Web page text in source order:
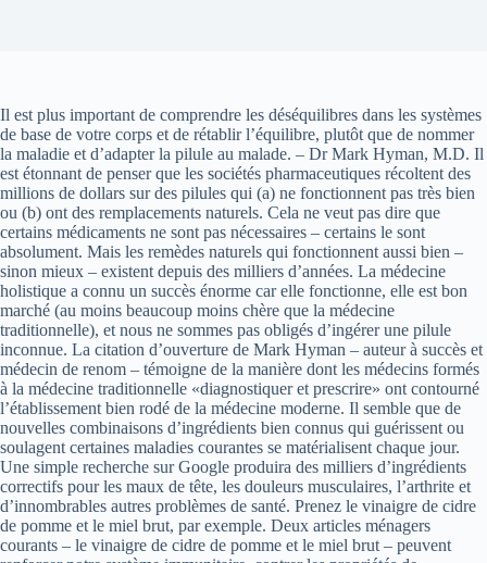
Il est plus important de comprendre les déséquilibres dans les systèmes
de base de votre corps et de rétablir l’équilibre, plutôt que de nommer
la maladie et d’adapter la pilule au malade. – Dr Mark Hyman, M.D. Il
est étonnant de penser que les sociétés pharmaceutiques récoltent des
millions de dollars sur des pilules qui (a) ne fonctionnent pas très bien
ou (b) ont des remplacements naturels. Cela ne veut pas dire que
certains médicaments ne sont pas nécessaires – certains le sont
absolument. Mais les remèdes naturels qui fonctionnent aussi bien –
sinon mieux – existent depuis des milliers d’années. La médecine
holistique a connu un succès énorme car elle fonctionne, elle est bon
marché (au moins beaucoup moins chère que la médecine
traditionnelle), et nous ne sommes pas obligés d’ingérer une pilule
inconnue. La citation d’ouverture de Mark Hyman – auteur à succès et
médecin de renom – témoigne de la manière dont les médecins formés
à la médecine traditionnelle «diagnostiquer et prescrire» ont contourné
l’établissement bien rodé de la médecine moderne. Il semble que de
nouvelles combinaisons d’ingrédients bien connus qui guérissent ou
soulagent certaines maladies courantes se matérialisent chaque jour.
Une simple recherche sur Google produira des milliers d’ingrédients
correctifs pour les maux de tête, les douleurs musculaires, l’arthrite et
d’innombrables autres problèmes de santé. Prenez le vinaigre de cidre
de pomme et le miel brut, par exemple. Deux articles ménagers
courants – le vinaigre de cidre de pomme et le miel brut – peuvent